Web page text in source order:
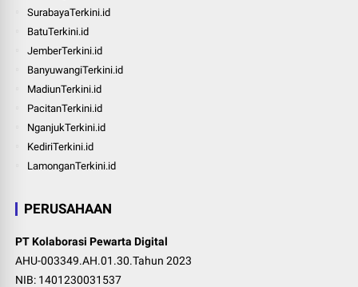
SurabayaTerkini.id
BatuTerkini.id
JemberTerkini.id
BanyuwangiTerkini.id
MadiunTerkini.id
PacitanTerkini.id
NganjukTerkini.id
KediriTerkini.id
LamonganTerkini.id
PERUSAHAAN
PT Kolaborasi Pewarta Digital
AHU-003349.AH.01.30.Tahun 2023
NIB: 1401230031537